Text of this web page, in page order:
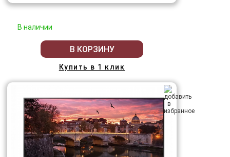
В наличии
В КОРЗИНУ
Купить в 1 клик